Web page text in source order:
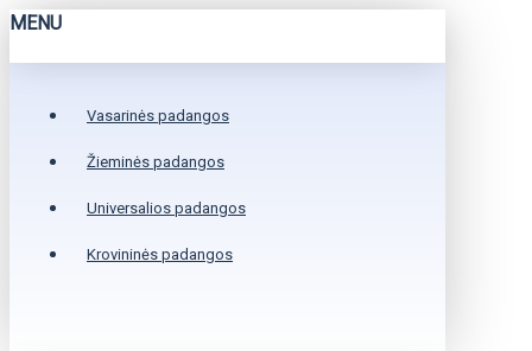
MENU
Vasarinės padangos
Žieminės padangos
Universalios padangos
Krovininės padangos